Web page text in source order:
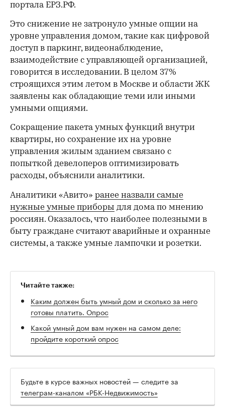
портала ЕРЗ.РФ.
Это снижение не затронуло умные опции на
уровне управления домом, такие как цифровой
доступ в паркинг, видеонаблюдение,
взаимодействие с управляющей организацией,
говорится в исследовании. В целом 37%
строящихся этим летом в Москве и области ЖК
заявлены как обладающие теми или иными
умными опциями.
Сокращение пакета умных функций внутри
квартиры, но сохранение их на уровне
управления жилым зданием связано с
попыткой девелоперов оптимизировать
расходы, объяснили аналитики.
Аналитики «Авито» ранее назвали самые
нужные умные приборы для дома по мнению
россиян. Оказалось, что наиболее полезными в
быту граждане считают аварийные и охранные
системы, а также умные лампочки и розетки.
Читайте также:
Каким должен быть умный дом и сколько за него
готовы платить. Опрос
Какой умный дом вам нужен на самом деле:
пройдите короткий опрос
Будьте в курсе важных новостей — следите за
телеграм-каналом «РБК-Недвижимость»